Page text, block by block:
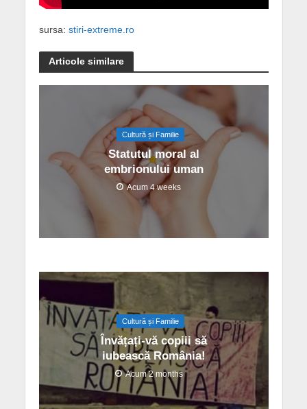
sursa: stiri-extreme.ro
Articole similare
Cultură și Familie
Statutul moral al
embrionului uman
Acum 4 weeks
Cultură și Familie
Învățați-vă copiii să
iubească România!
Acum 2 months